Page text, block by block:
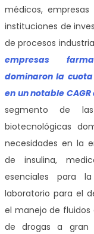
médicos,
instituciones de
de procesos
empresas
dominaron la
en un notable
segmento de
biotecnológicas
necesidades en la
de insulina,
esenciales para
laboratorio para el
el manejo de
de drogas a gran